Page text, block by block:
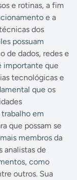
e rotinas, a fim
e a
dos
possuam
de dados, redes e
importante que
tecnológicas e
que os
em
que possam se
membros da
analistas de
como
outros. Sua